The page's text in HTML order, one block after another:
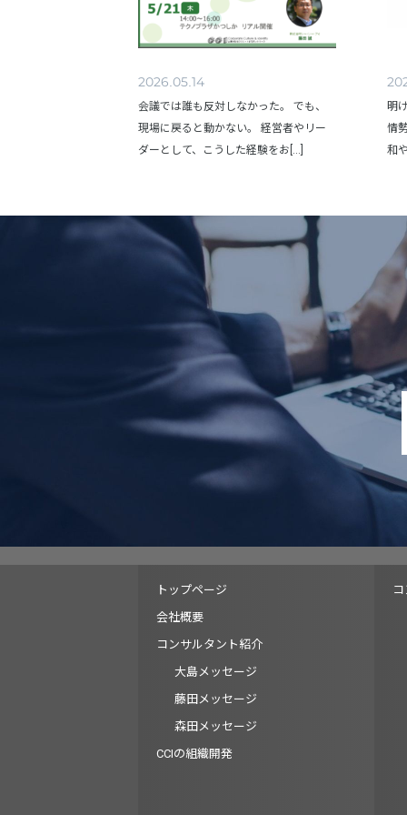
2026.05.14
会議では誰も反対しなかった。 でも、
現場に戻ると動かない。 経営者やリー
ダーとして、こうした経験をお[...]
明
情
和
トップページ
会社概要
コンサルタント紹介
大島メッセージ
藤田メッセージ
森田メッセージ
CCIの組織開発